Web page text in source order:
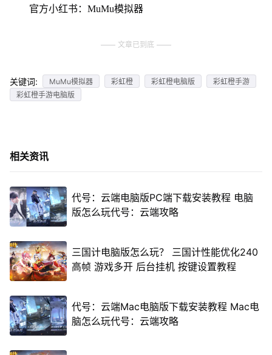
官方小红书：MuMu模拟器
文章已到底
关键词: MuMu模拟器 彩虹橙 彩虹橙电脑版
彩虹橙手游
彩虹橙手游电脑版
相关资讯
代号：云端电脑版PC端下载安装教程 电脑
版怎么玩代号：云端攻略
三国计电脑版怎么玩？ 三国计性能优化240
高帧 游戏多开 后台挂机 按键设置教程
代号：云端Mac电脑版下载安装教程 Mac电
脑怎么玩代号：云端攻略